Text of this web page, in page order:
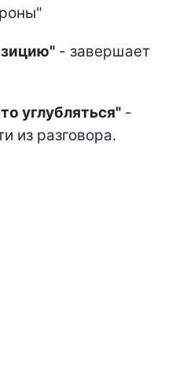
- завершает
углубляться" -
из разговора.